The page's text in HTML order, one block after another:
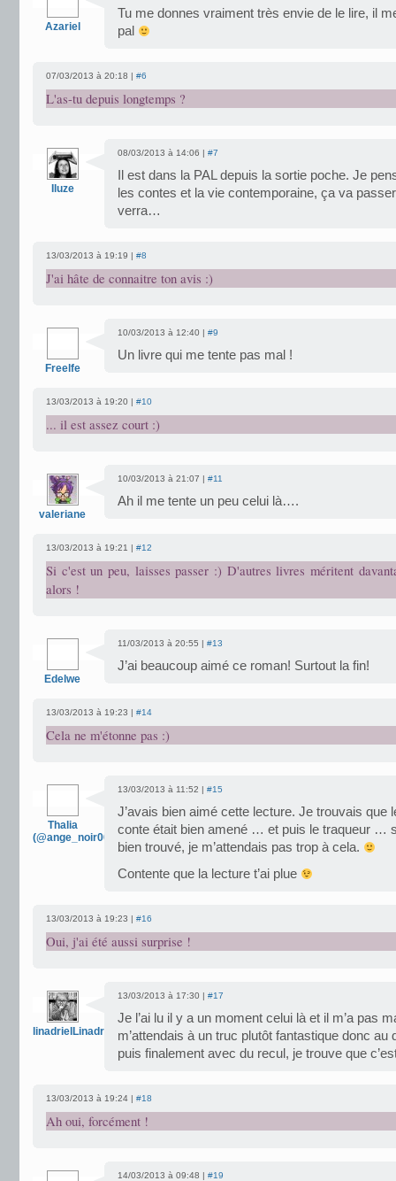
Azariel
Tu me donnes vraiment très envie de le lire, il
pal
07/03/2013 à 20:18 | #6
L'as-tu depuis longtemps ?
Iluze
08/03/2013 à 14:06 | #7
Il est dans la PAL depuis la sortie poche. Je
les contes et la vie contemporaine, ça va
verra…
13/03/2013 à 19:19 | #8
J'ai hâte de connaitre ton avis :)
Freelfe
10/03/2013 à 12:40 | #9
Un livre qui me tente pas mal !
13/03/2013 à 19:20 | #10
... il est assez court :)
valeriane
10/03/2013 à 21:07 | #11
Ah il me tente un peu celui là….
13/03/2013 à 19:21 | #12
Si c'est un peu, laisses passer :) D'autres livres méritent
alors !
Edelwe
11/03/2013 à 20:55 | #13
J’ai beaucoup aimé ce roman! Surtout la fin!
13/03/2013 à 19:23 | #14
Cela ne m'étonne pas :)
Thalia
(@ange_noir007)
13/03/2013 à 11:52 | #15
J’avais bien aimé cette lecture. Je trouvais que
conte était bien amené … et puis le traqueur …
bien trouvé, je m’attendais pas trop à cela.
Contente que la lecture t’ai plue
13/03/2013 à 19:23 | #16
Oui, j'ai été aussi surprise !
linadrielLinadriel
13/03/2013 à 17:30 | #17
Je l’ai lu il y a un moment celui là et il m’a pas
m’attendais à un truc plutôt fantastique donc au
puis finalement avec du recul, je trouve que
13/03/2013 à 19:24 | #18
Ah oui, forcément !
14/03/2013 à 09:48 | #19